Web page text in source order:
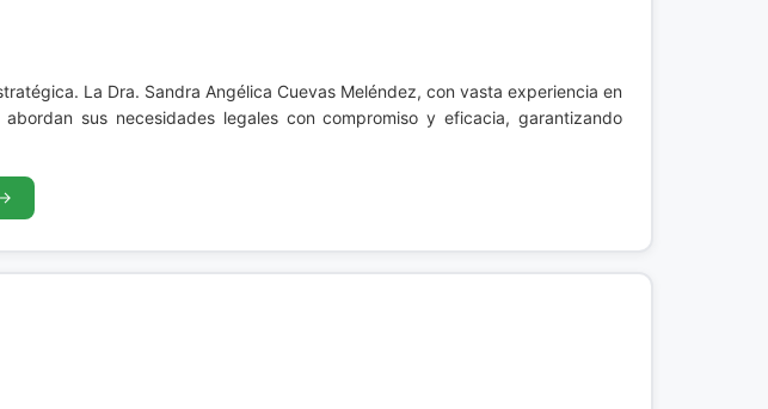
La Dra. Sandra Angélica Cuevas Meléndez, con vasta experiencia en
sus necesidades legales con compromiso y eficacia, garantizando